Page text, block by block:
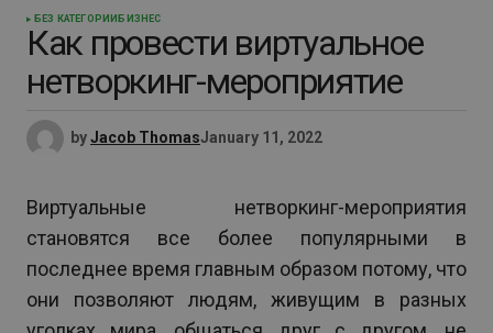
БЕЗ КАТЕГОРИИ БИЗНЕС
Как провести виртуальное
нетворкинг-мероприятие
byJacob ThomasJanuary 11, 2022
Виртуальные нетворкинг-мероприятия
становятся все более популярными в
последнее время главным образом потому, что
они позволяют людям, живущим в разных